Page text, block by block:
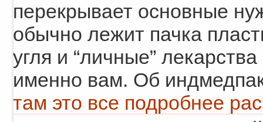
перекрывает основные
обычно лежит пачка
угля и “личные”
именно вам. Об
там это все подробнее